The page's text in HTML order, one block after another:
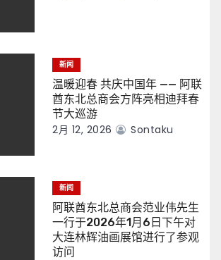
新闻
温暖迎春 共庆中国年 —— 阿联
酋东北总商会方阵亮相迪拜春
节大巡游
2月 12, 2026 Sontaku
新闻
阿联酋东北总商会范业伟先生
一行于2026年1月6日下午对
大连林辉油画展馆进行了参观
访问